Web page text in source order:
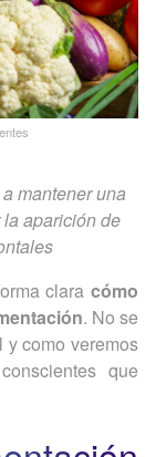
mantener una
aparición de
claracómo
. No se
y como veremos
que